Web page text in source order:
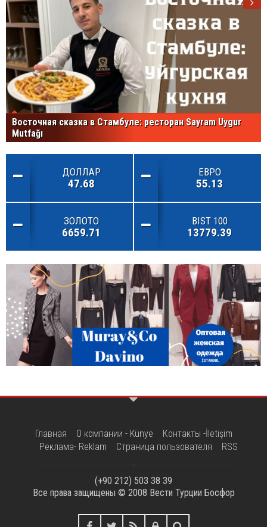
Восточная сказка в Стамбуле: ресторан Sayram Uygur
Mutfağı
ДОЛЛАР
47.68
ЕВРО
55.13
ЗОЛОТО
6659.71
BIST 100
13779.39
Главная О компании - Künye
Контакты -İletişim
Реклама- Reklam
Страница пользователя RSS
(+90 212) 503 38 39
Все права защищены © 2008 Вести Турции Босфор